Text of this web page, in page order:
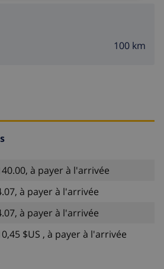
100 km
à payer à l'arrivée
à payer à l'arrivée
à payer à l'arrivée
$US , à payer à l'arrivée